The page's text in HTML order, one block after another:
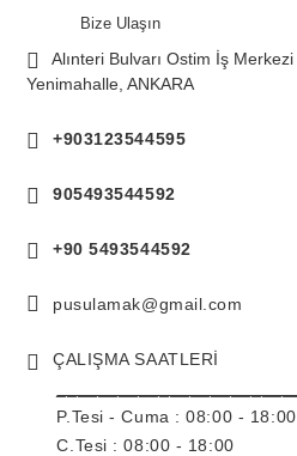
Bize Ulaşın
Alınteri Bulvarı Ostim İş
Yenimahalle, ANKARA
+903123544595
905493544592
+90 5493544592
pusulamak@gmail.com
ÇALIŞMA SAATLERİ
P.Tesi - Cuma : 08:00 - 18:00
C.Tesi : 08:00 - 18:00